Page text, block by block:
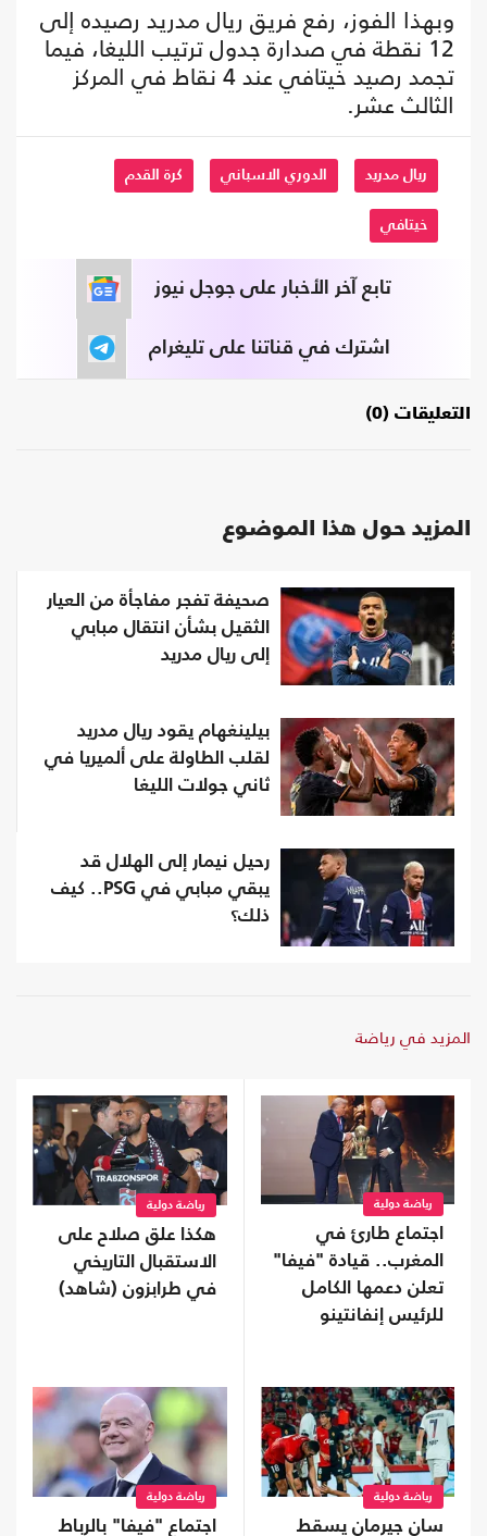
وبهذا الفوز، رفع فريق ريال مدريد رصيده إلى
12 نقطة في صدارة جدول ترتيب الليغا، فيما
تجمد رصيد خيتافي عند 4 نقاط في المركز
الثالث عشر.
ريال مدريد الدوري الاسباني كرة القدم
خيتافي
تابع آخر الأخبار على جوجل نيوز
اشترك في قناتنا على تليغرام
التعليقات (0)
المزيد حول هذا الموضوع
صحيفة تفجر مفاجأة من العيار
الثقيل بشأن انتقال مبابي
إلى ريال مدريد
بيلينغهام يقود ريال مدريد
لقلب الطاولة على ألميريا في
ثاني جولات الليغا
رحيل نيمار إلى الهلال قد
يبقي مبابي في PSG.. كيف
ذلك؟
المزيد في رياضة
رياضة دولية
اجتماع طارئ في
المغرب.. قيادة "فيفا"
تعلن دعمها الكامل
للرئيس إنفانتينو
رياضة دولية
هكذا علق صلاح على
الاستقبال التاريخي
في طرابزون (شاهد)
رياضة دولية
سان جيرمان يسقط
رياضة دولية
اجتماع "فيفا" بالرباط